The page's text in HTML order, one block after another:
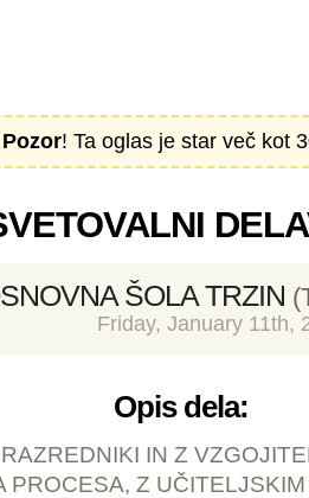
Pozor! Ta oglas je star več kot
ŠOLA TRZIN
Friday, January 11th,
Opis dela:
IN Z
PROCESA, Z